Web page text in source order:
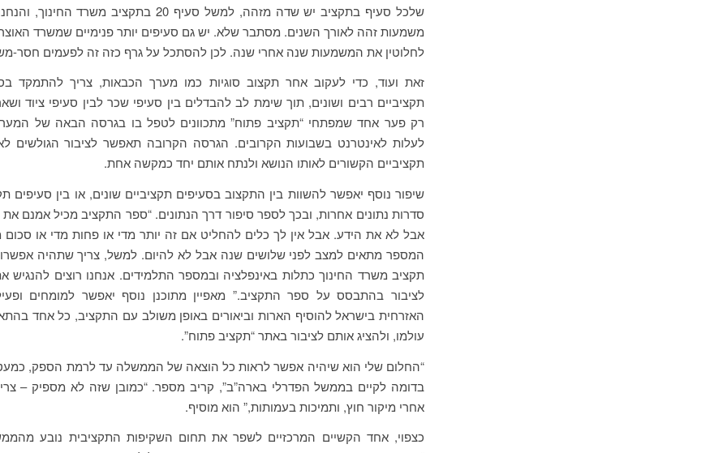
שלכל סעיף בתקציב יש שדה מזהה, למשל סעיף 20 בתקציב משרד
משמעות זהה לאורך השנים. מסתבר שלא. יש גם סעיפים יותר פנימיים שמשרד
לחלוטין את המשמעות שנה אחרי שנה. לכן להסתכל על גרף כזה זה לפעמים חסר-
זאת ועוד, כדי לעקוב אחר תקצוב סוגיות כמו מערך הכבאות, צריך להתמקד
תקציביים רבים ושונים, תוך שימת לב להבדלים בין סעיפי שכר לבין סעיפי ציוד
רק פער אחד שמפתחי “תקציב פתוח” מתכוונים לטפל בו בגרסה הבאה של
לעלות לאינטרנט בשבועות הקרובים. הגרסה הקרובה תאפשר לציבור הגולשים
תקציביים הקשורים לאותו הנושא ולנתח אותם יחד כמקשה אחת.
שיפור נוסף יאפשר להשוות בין התקצוב בסעיפים תקציביים שונים, או בין סעיפים
סדרות נתונים אחרות, ובכך לספר סיפור דרך הנתונים. “ספר התקציב מכיל אמנם את
אבל לא את הידע. אבל אין לך כלים להחליט אם זה יותר מדי או פחות מדי או סכום
המספר מתאים למצב לפני שלושים שנה אבל לא להיום. למשל, צריך שתהיה
תקציב משרד החינוך כתלות באינפלציה ובמספר התלמידים. אנחנו רוצים להנגיש
לציבור בהתבסס על ספר התקציב.” מאפיין מתוכנן נוסף יאפשר למומחים
האזרחית בישראל להוסיף הארות וביאורים באופן משולב עם התקציב, כל אחד
עולמו, ולהציג אותם לציבור באתר “תקציב פתוח”.
“החלום שלי הוא שיהיה אפשר לראות כל הוצאה של הממשלה עד לרמת הספק,
בדומה לקיים בממשל הפדרלי בארה”ב”, קריב מספר. “כמובן שזה לא מספיק –
אחרי מיקור חוץ, ותמיכות בעמותות,” הוא מוסיף.
כצפוי, אחד הקשיים המרכזיים לשפר את תחום השקיפות התקציבית נובע